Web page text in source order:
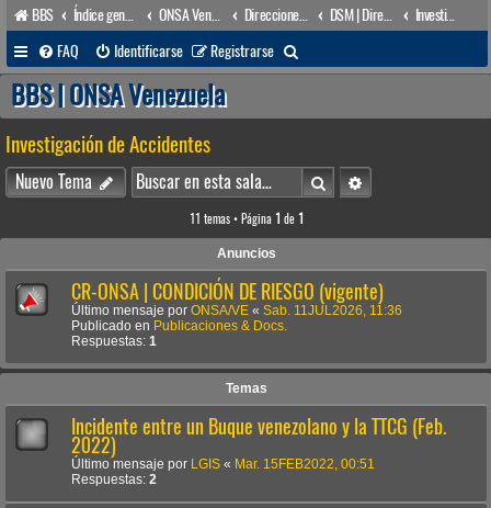
BBS Índice general ONSA Venezuela (acceso público) Direcciones Administrativas DSM | Dirección de Seguridad Marítima
Investigación de Accidentes
FAQ
Identificarse Registrarse
u
a
r
BBS | ONSA Venezuela
Investigación de Accidentes
Nuevo Tema BuscarBúsqueda avanzada
11 temas • Página 1 de 1
Anuncios
CR-ONSA | CONDICIÓN DE RIESGO (vigente)
Último mensaje por ONSA/VE « Sab. 11JUL2026, 11:36
Publicado en Publicaciones & Docs.
Respuestas: 1
Temas
Incidente entre un Buque venezolano y la TTCG (Feb.
2022)
Último mensaje por LGIS « Mar. 15FEB2022, 00:51
Respuestas: 2